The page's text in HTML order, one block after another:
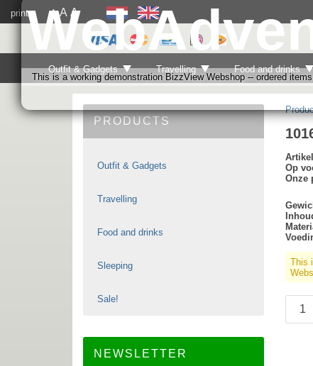
print A A A
This is a working demonstration BizzView Webshop -- ordered
Outfit & Gadgets Travelling Food and drinks
PRODUCTS
Outfit & Gadgets
Travelling
Food and drinks
Sleeping
Sale!
NEWSLETTER
Op
Onze
This